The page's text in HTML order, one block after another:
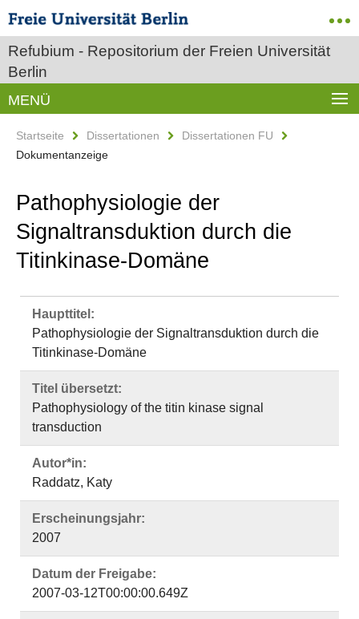
Refubium - Repositorium der Freien Universität
Berlin
MENÜ
Startseite Dissertationen
Dissertationen FU
Dokumentanzeige
Pathophysiologie der
Signaltransduktion durch die
Titinkinase-Domäne
Haupttitel:
Pathophysiologie der Signaltransduktion durch die
Titinkinase-Domäne
Titel übersetzt:
Pathophysiology of the titin kinase signal
transduction
Autor*in:
Raddatz, Katy
Erscheinungsjahr:
2007
Datum der Freigabe:
2007-03-12T00:00:00.649Z